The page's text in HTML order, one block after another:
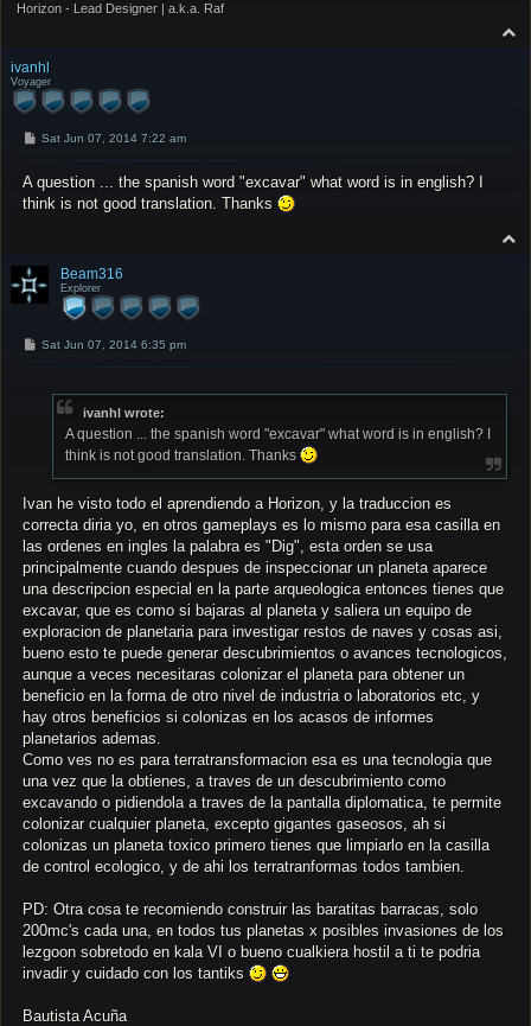
Horizon - Lead Designer | a.k.a. Raf
o
ivanhl
Voyager
P
t
Sat Jun 07, 2014 7:22 am
A question ... the spanish word "excavar" what word is in english? I
think is not good translation. Thanks
o
Beam316
Explorer
PSat Jun 07, 2014 6:35 pm
ivanhl wrote:
A question ... the spanish word "excavar" what word is in english? I
think is not good translation. Thanks
Ivan he visto todo el aprendiendo a Horizon, y la traduccion es
correcta diria yo, en otros gameplays es lo mismo para esa casilla en
las ordenes en ingles la palabra es "Dig", esta orden se usa
principalmente cuando despues de inspeccionar un planeta aparece
una descripcion especial en la parte arqueologica entonces tienes que
excavar, que es como si bajaras al planeta y saliera un equipo de
exploracion de planetaria para investigar restos de naves y cosas asi,
bueno esto te puede generar descubrimientos o avances tecnologicos,
aunque a veces necesitaras colonizar el planeta para obtener un
beneficio en la forma de otro nivel de industria o laboratorios etc, y
hay otros beneficios si colonizas en los acasos de informes
planetarios ademas.
Como ves no es para terratransformacion esa es una tecnologia que
una vez que la obtienes, a traves de un descubrimiento como
excavando o pidiendola a traves de la pantalla diplomatica, te permite
colonizar cualquier planeta, excepto gigantes gaseosos, ah si
colonizas un planeta toxico primero tienes que limpiarlo en la casilla
de control ecologico, y de ahi los terratranformas todos tambien.
PD: Otra cosa te recomiendo construir las baratitas barracas, solo
200mc's cada una, en todos tus planetas x posibles invasiones de los
lezgoon sobretodo en kala VI o bueno cualkiera hostil a ti te podria
invadir y cuidado con los tantiks
Bautista Acuña